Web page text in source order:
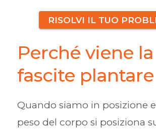
RISOLVI IL TUO
Perché viene la
fascite plantare
Quando siamo in posizione
peso del corpo si posiziona